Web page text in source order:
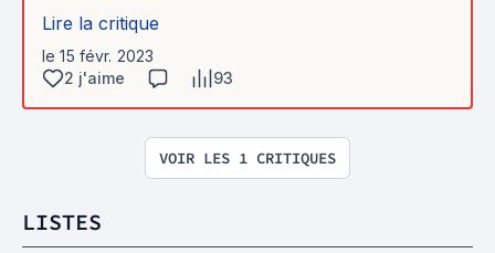
Lire la critique
le 15 févr. 2023
2 j'aime
93
VOIR LES 1 CRITIQUES
LISTES